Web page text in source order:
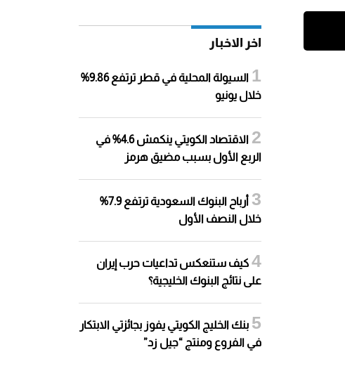
اخر الاخبار
السيولة المحلية في قطر ترتفع 9.86%
خلال يونيو
الاقتصاد الكويتي ينكمش 4.6% في
الربع الأول بسبب مضيق هرمز
أرباح البنوك السعودية ترتفع 7.9%
خلال النصف الأول
كيف ستنعكس تداعيات حرب إيران
على نتائج البنوك الخليجية؟
بنك الخليج الكويتي يفوز بجائزتي الابتكار
في الفروع ومنتج “جيل زد”